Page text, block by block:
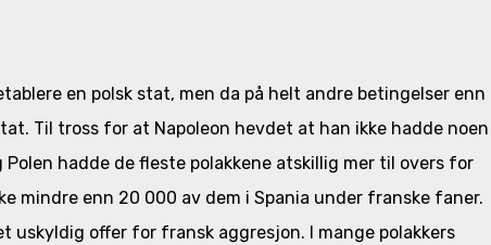
en polsk stat, men da på helt andre betingelser enn
Til tross for at Napoleon hevdet at han ikke hadde noen
hadde de fleste polakkene atskillig mer til overs for
mindre enn 20 000 av dem i Spania under franske faner.
uskyldig offer for fransk aggresjon. I mange polakkers